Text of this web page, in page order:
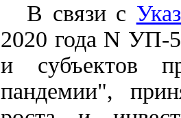
В связи с
2020 года N УП-
и субъектов
пандемии",